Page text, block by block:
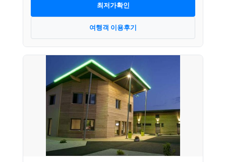
최저가확인
여행객 이용후기